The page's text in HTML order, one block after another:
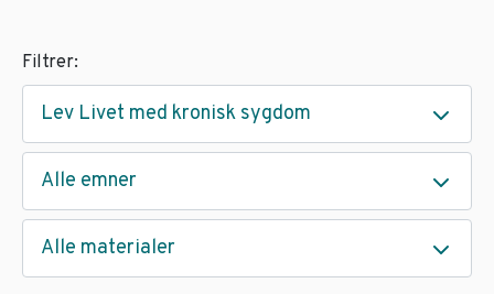
Filtrer:
Lev Livet med kronisk sygdom
Alle emner
Alle materialer